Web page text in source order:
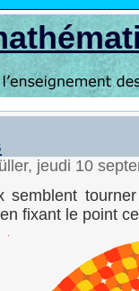
jeudi 10
semblent
fixant le point